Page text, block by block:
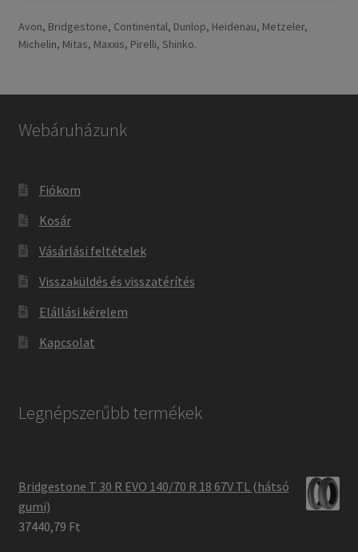
Avon, Bridgestone, Continental, Dunlop, Heidenau, Metzeler,
Michelin, Mitas, Maxxis, Pirelli, Shinko.
Webáruházunk
Fiókom
Kosár
Vásárlási feltételek
Visszaküldés és visszatérítés
Elállási kérelem
Kapcsolat
Legnépszerűbb termékek
Bridgestone T 30 R EVO 140/70 R 18 67V TL (hátsó
gumi)
37440,79 Ft